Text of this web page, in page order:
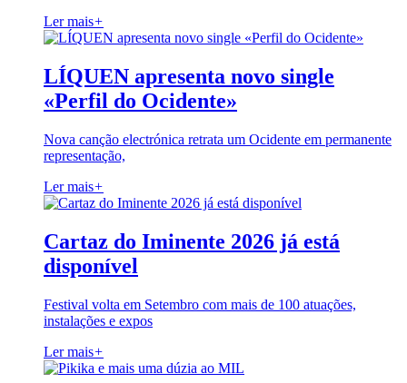
Ler mais+
LÍQUEN apresenta novo single
«Perfil do Ocidente»
Nova canção electrónica retrata um Ocidente em permanente
representação,
Ler mais+
Cartaz do Iminente 2026 já está
disponível
Festival volta em Setembro com mais de 100 atuações,
instalações e expos
Ler mais+